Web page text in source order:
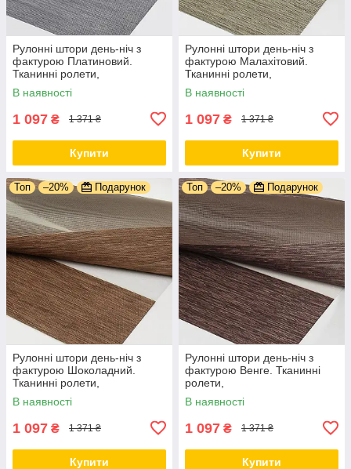
Рулонні штори день-ніч з
фактурою Платиновий.
Тканинні ролети,
В наявності
1 097 ₴ 1 371 ₴
Купити
Рулонні штори день-ніч з
фактурою Малахітовий.
Тканинні ролети,
В наявності
1 097 ₴ 1 371 ₴
Купити
Топ –20% Подарунок
Рулонні штори день-ніч з
фактурою Шоколадний.
Тканинні ролети,
В наявності
1 097 ₴ 1 371 ₴
Купити
Топ –20% Подарунок
Рулонні штори день-ніч з
фактурою Венге. Тканинні
ролети,
В наявності
1 097 ₴ 1 371 ₴
Купити